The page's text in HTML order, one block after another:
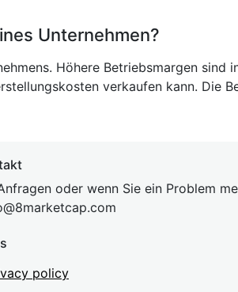
Unternehmen?
Höhere Betriebsmargen sind
verkaufen kann. Die
oder wenn Sie ein Problem
cap.com
policy